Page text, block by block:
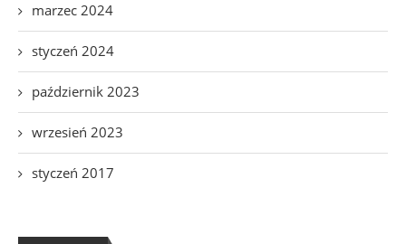
marzec 2024
styczeń 2024
październik 2023
wrzesień 2023
styczeń 2017